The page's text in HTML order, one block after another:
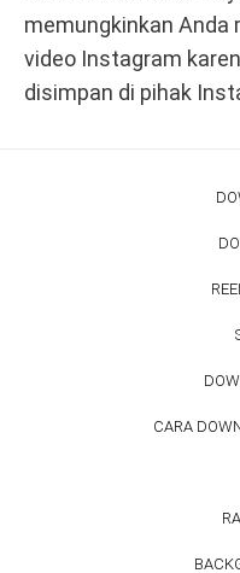
memungkinkan Anda
video Instagram
disimpan di pihak
CARA